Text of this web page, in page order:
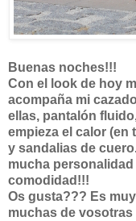
Buenas noches!!!
Con el look de hoy
acompaña mi
ellas, pantalón
empieza el calor (en
y sandalias de
mucha
comodidad!!!
Os gusta??? Es
muchas de